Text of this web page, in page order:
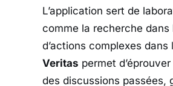
L’application sert de
comme la recherche dans
d’actions complexes
Veritas permet
des discussions passées,